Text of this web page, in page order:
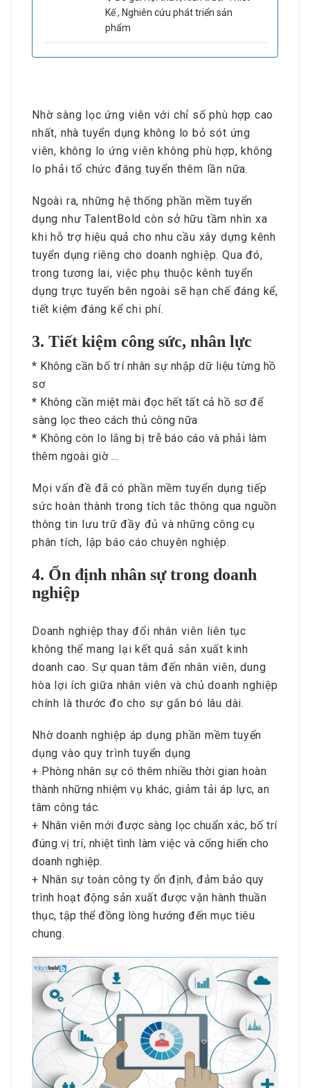
Kế , Nghiên cứu phát triển sản
phẩm
Nhờ sàng lọc ứng viên với chỉ số phù hợp cao
nhất, nhà tuyển dụng không lo bỏ sót ứng
viên, không lo ứng viên không phù hợp, không
lo phải tổ chức đăng tuyển thêm lần nữa.
Ngoài ra, những hệ thống phần mềm tuyển
dụng như TalentBold còn sở hữu tầm nhìn xa
khi hỗ trợ hiệu quả cho nhu cầu xây dựng kênh
tuyển dụng riêng cho doanh nghiệp. Qua đó,
trong tương lai, việc phụ thuộc kênh tuyển
dụng trực tuyến bên ngoài sẽ hạn chế đáng kể,
tiết kiệm đáng kể chi phí.
3. Tiết kiệm công sức, nhân lực
* Không cần bố trí nhân sự nhập dữ liệu từng hồ
sơ
* Không cần miệt mài đọc hết tất cả hồ sơ để
sàng lọc theo cách thủ công nữa
* Không còn lo lắng bị trễ báo cáo và phải làm
thêm ngoài giờ …
Mọi vấn đề đã có phần mềm tuyển dụng tiếp
sức hoàn thành trong tích tắc thông qua nguồn
thông tin lưu trữ đầy đủ và những công cụ
phân tích, lập báo cáo chuyên nghiệp.
4. Ổn định nhân sự trong doanh
nghiệp
Doanh nghiệp thay đổi nhân viên liên tục
không thể mang lại kết quả sản xuất kinh
doanh cao. Sự quan tâm đến nhân viên, dung
hòa lợi ích giữa nhân viên và chủ doanh nghiệp
chính là thước đo cho sự gắn bó lâu dài.
Nhờ doanh nghiệp áp dụng phần mềm tuyển
dụng vào quy trình tuyển dụng
+ Phòng nhân sự có thêm nhiều thời gian hoàn
thành những nhiệm vụ khác, giảm tải áp lực, an
tâm công tác.
+ Nhân viên mới được sàng lọc chuẩn xác, bố trí
đúng vị trí, nhiệt tình làm việc và cống hiến cho
doanh nghiệp.
+ Nhân sự toàn công ty ổn định, đảm bảo quy
trình hoạt động sản xuất được vận hành thuần
thục, tập thể đồng lòng hướng đến mục tiêu
chung.